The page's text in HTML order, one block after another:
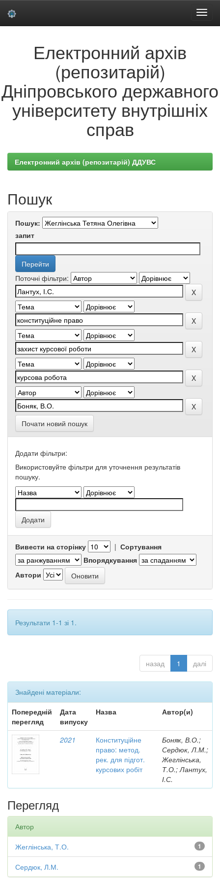
Електронний архів
(репозитарій)
Дніпровського державного
університету внутрішніх
справ
Електронний архів (репозитарій) ДДУВС
Пошук
Пошук:
запит
Поточні фільтри:
Почати новий пошук
Додати фільтри:
Використовуйте фільтри для уточнення результатів
пошуку.
Вивести на сторінку | Сортування
Впорядкування
Автори
Результати 1-1 зі 1.
назад 1 далі
Знайдені матеріали:
Попередній
перегляд
Дата
випуску
Назва Автор(и)
2021
Конституційне
право: метод.
рек. для підгот.
курсових робіт
Боняк, В.О.;
Сердюк, Л.М.;
Жеглінська,
Т.О.; Лантух,
І.С.
Перегляд
Автор
1
Жеглінська, Т.О.
1
Сердюк, Л.М.